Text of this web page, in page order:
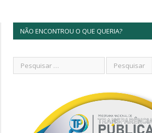
NÃO ENCONTROU O QUE QUERIA?